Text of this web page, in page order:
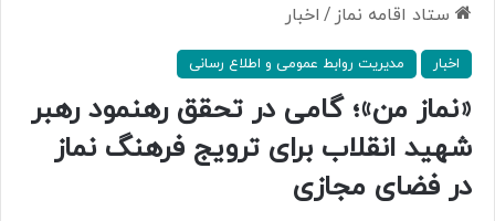
ستاد اقامه نماز / اخبار
اخبار مدیریت روابط عمومی و اطلاع رسانی
«نماز من»؛ گامی در تحقق رهنمود رهبر
شهید انقلاب برای ترویج فرهنگ نماز
در فضای مجازی